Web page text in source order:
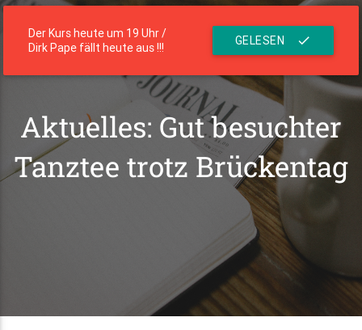
Der Kurs heute um 19 Uhr /
Dirk Pape fällt heute aus !!!
GELESEN check
Die Residenz
menu
Aktuelles: Gut besuchter
Tanztee trotz Brückentag